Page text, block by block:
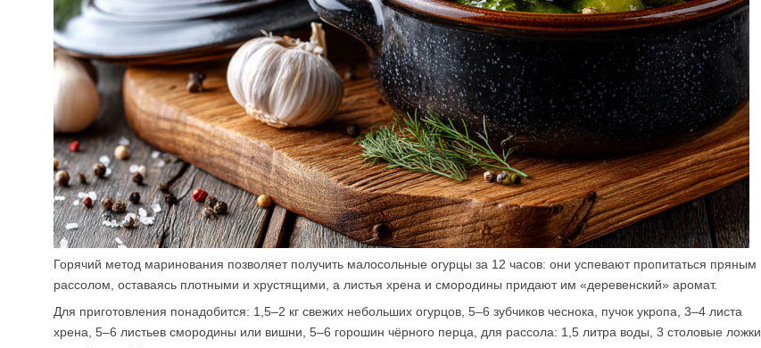
Горячий метод маринования позволяет получить малосольные огурцы за 12 часов: они успевают пропитаться пряным
рассолом, оставаясь плотными и хрустящими, а листья хрена и смородины придают им «деревенский» аромат.
Для приготовления понадобится: 1,5–2 кг свежих небольших огурцов, 5–6 зубчиков чеснока, пучок укропа, 3–4 листа
хрена, 5–6 листьев смородины или вишни, 5–6 горошин чёрного перца, для рассола: 1,5 литра воды, 3 столовые ложки